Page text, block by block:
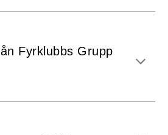
Fyrklubbs Grupp